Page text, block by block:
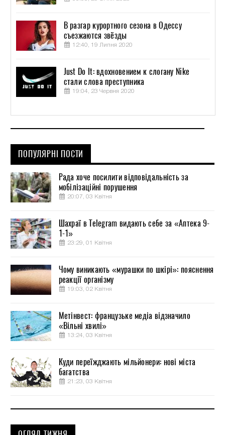
В разгар курортного сезона в Одессу
съезжаются звёзды
12:40, 19 Липня 2020
Just Do It: вдохновением к слогану Nike
стали слова преступника
19:04, 23 Червня 2020
ПОПУЛЯРНІ ПОСТИ
Рада хоче посилити відповідальність за
мобілізаційні порушення
20:07, 03 Квітня
Шахраї в Telegram видають себе за «Аптека 9-
1-1»
23:29, 01 Квітня
Чому виникають «мурашки по шкірі»: пояснення
реакції організму
19:03, 02 Квітня
Метінвест: французьке медіа відзначило
«Вільні хвилі»
13:24, 03 Квітня
Куди переїжджають мільйонери: нові міста
багатства
21:23, 03 Квітня